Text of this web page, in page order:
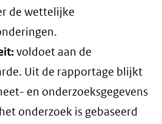
de wettelijke
voldoet aan de
. Uit de rapportage blijkt
en onderzoeksgegevens
onderzoek is gebaseerd